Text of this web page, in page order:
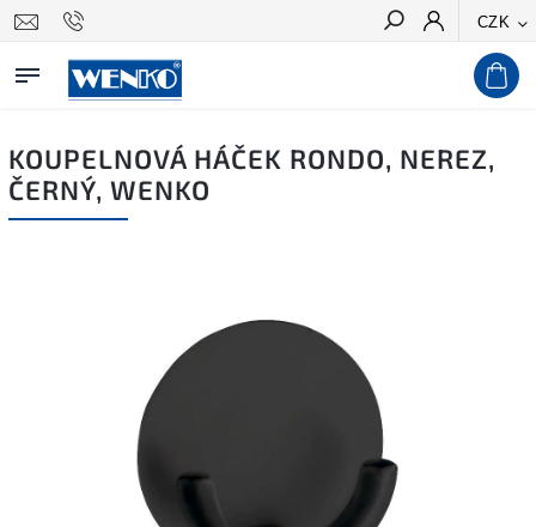
CZK
Hledat
KOUPELNOVÁ HÁČEK RONDO, NEREZ,
ČERNÝ, WENKO